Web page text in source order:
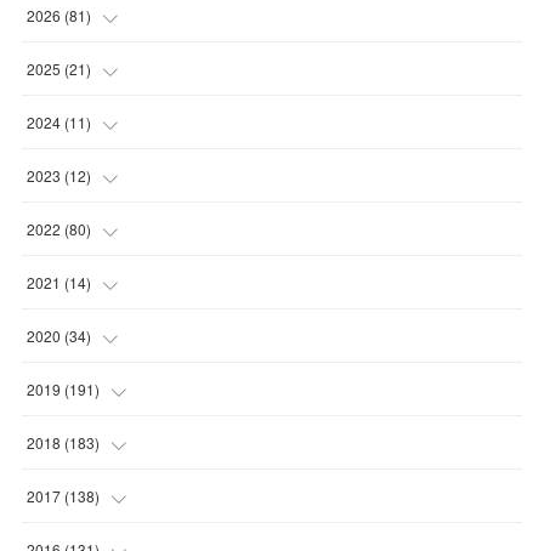
2026 (81)
(12 )
(30 )
(23 )
(10
2025 (21)
(2
(9
(7
(3
2024 (11)
(1
(5
(5
2023 (12)
(5
(7
2022 (80)
(17 )
(8
(7)
(14
2021 (14)
(1
(6)
(2)
(5)
2020 (34)
(1)
(3)
(4)
(6)
2019 (191)
(4)
(9)
(15
2018 (183)
(11
(24
2017 (138)